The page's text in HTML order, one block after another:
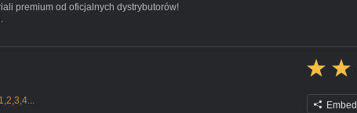
premium od oficjalnych dystrybutorów!
Embed